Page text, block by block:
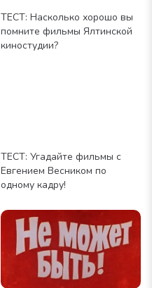
ТЕСТ: Насколько хорошо вы
помните фильмы Ялтинской
киностудии?
ТЕСТ: Угадайте фильмы с
Евгением Весником по
одному кадру!